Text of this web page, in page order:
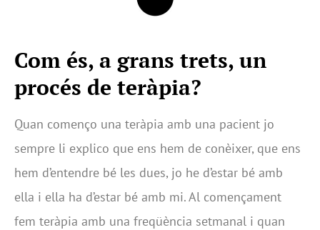
Com és, a grans trets, un
procés de teràpia?
Quan començo una teràpia amb una pacient jo
sempre li explico que ens hem de conèixer, que ens
hem d’entendre bé les dues, jo he d’estar bé amb
ella i ella ha d’estar bé amb mi. Al començament
fem teràpia amb una freqüència setmanal i quan